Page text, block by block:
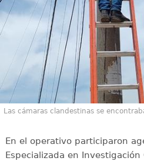
Las cámaras clandestinas se
En el operativo participaron
Especializada en Investigación